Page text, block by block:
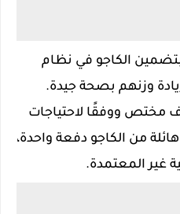
الكاجو في نظام
وزنهم بصحة جيدة.
مختص ووفقًا لاحتياجات
من الكاجو دفعة واحدة،
غير المعتمدة.